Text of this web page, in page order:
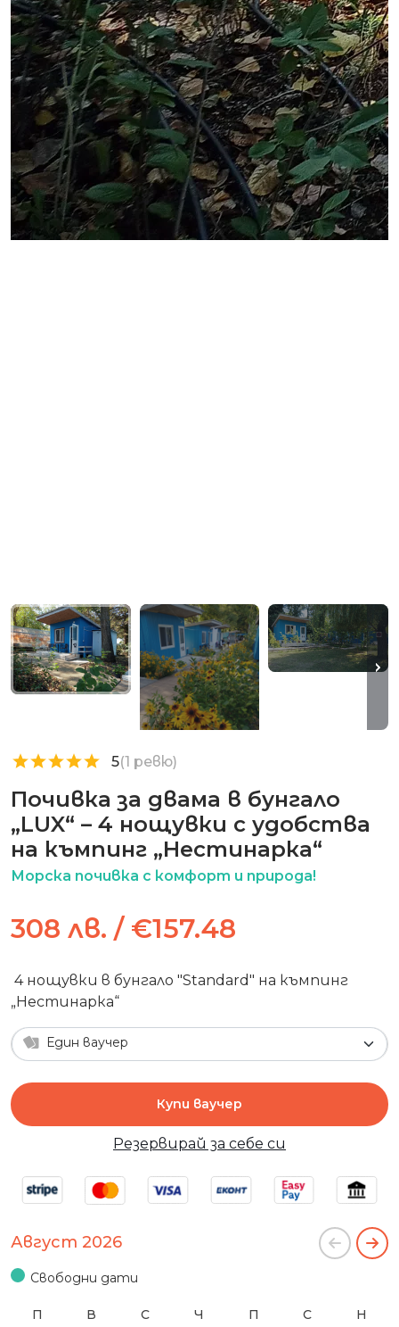
5(1 ревю)
Почивка за двама в бунгало
„LUX“ – 4 нощувки с удобства
на къмпинг „Нестинарка“
Морска почивка с комфорт и природа!
308 лв. / €157.48
4 нощувки в бунгало "Standard" на къмпинг
„Нестинарка“
Един ваучер
Купи ваучер
Резервирай за себе си
Август 2026
Свободни дати
П В С Ч П С Н